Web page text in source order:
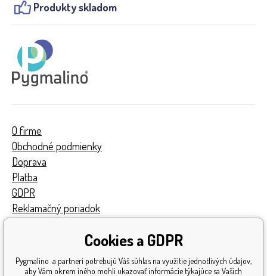
Produkty skladom
O firme
Obchodné podmienky
Doprava
Platba
GDPR
Reklamačný poriadok
Získané ocenenia
Katalóg hračiek
Cookies a GDPR
Pygmalino a partneri potrebujú Váš súhlas na využitie jednotlivých údajov,
aby Vám okrem iného mohli ukazovať informácie týkajúce sa Vašich